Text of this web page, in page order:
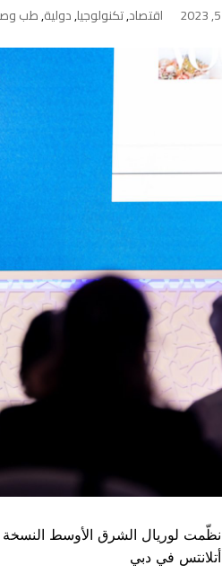
اقتصاد,تكنولوجيا,دولية,طب
نظّمت لوريال الشرق الأوسط النسخة
أتلانتس في دبي